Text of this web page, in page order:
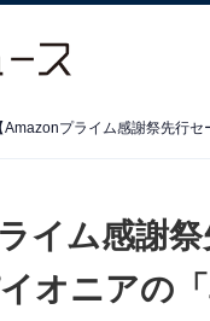
イム感謝
オニアの